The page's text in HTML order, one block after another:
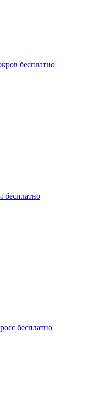
бесплатно
бесплатно
бесплатно